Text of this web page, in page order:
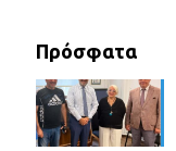
Πρόσφατα